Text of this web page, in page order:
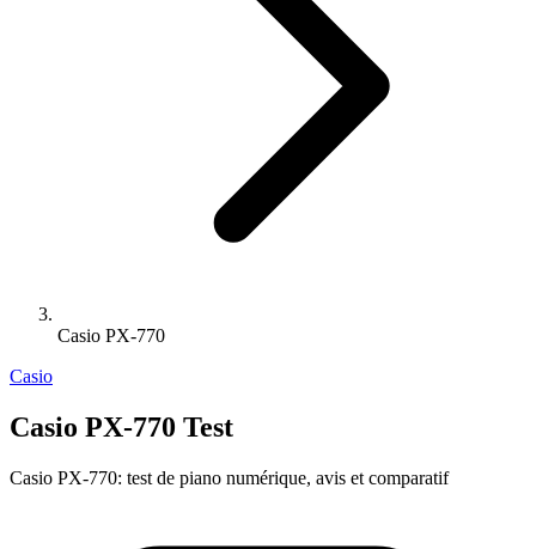
Casio PX-770
Casio
Casio PX-770 Test
Casio PX-770: test de piano numérique, avis et comparatif